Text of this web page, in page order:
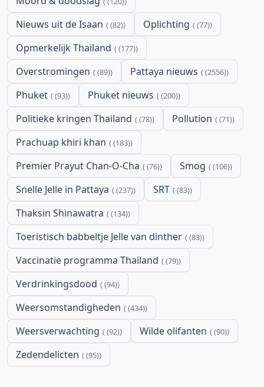
Nieuws uit de Isaan (82) Oplichting (77)
Opmerkelijk Thailand (177)
Overstromingen (89) Pattaya nieuws (2556)
Phuket (93) Phuket nieuws (200)
Politieke kringen Thailand (78) Pollution (71)
Prachuap khiri khan (183)
Premier Prayut Chan-O-Cha (76) Smog (106)
Snelle Jelle in Pattaya (237) SRT (83)
Thaksin Shinawatra (134)
Toeristisch babbeltje Jelle van dinther (83)
Vaccinatie programma Thailand (79)
Verdrinkingsdood (94)
Weersomstandigheden (434)
Weersverwachting (92) Wilde olifanten (90)
Zedendelicten (95)